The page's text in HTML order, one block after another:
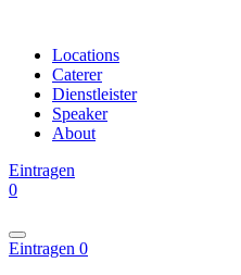
Locations
Caterer
Dienstleister
Speaker
About
Eintragen
0
Eintragen 0